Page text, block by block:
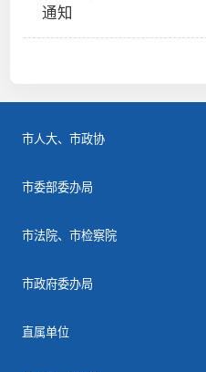
通知
市人大、市政协
市委部委办局
市法院、市检察院
市政府委办局
直属单位